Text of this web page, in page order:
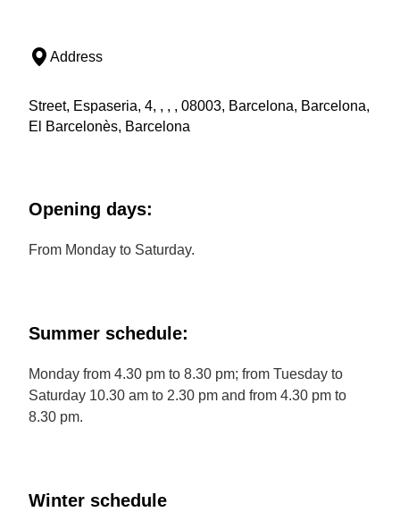
Address
Street, Espaseria, 4, , , , 08003, Barcelona, Barcelona,
El Barcelonès, Barcelona
Opening days:
From Monday to Saturday.
Summer schedule:
Monday from 4.30 pm to 8.30 pm; from Tuesday to
Saturday 10.30 am to 2.30 pm and from 4.30 pm to
8.30 pm.
Winter schedule